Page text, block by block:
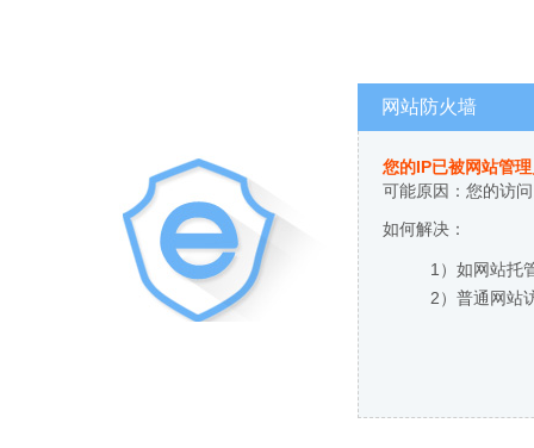
网站防火墙
您的IP已被网站管
可能原因：您的访
如何解决：
1）如网站托
2）普通网站